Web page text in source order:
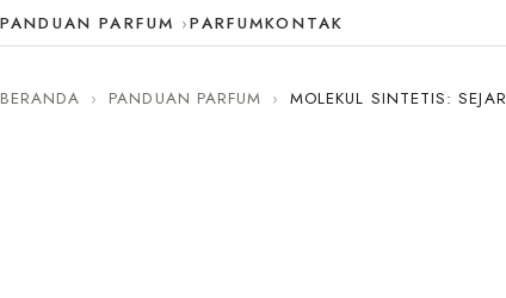
PANDUAN PARFUM PARFUMKONTAK
BERANDA › PANDUAN PARFUM › MOLEKUL SINTETIS: